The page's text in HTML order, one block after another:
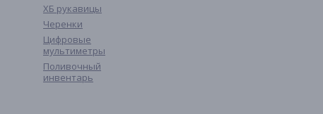
ХБ рукавицы
Черенки
Цифровые
мультиметры
Поливочный
инвентарь